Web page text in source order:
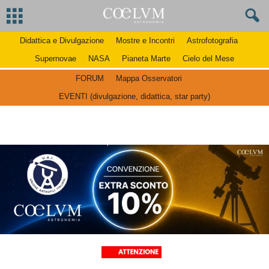
Didattica e Divulgazione Mostre e Incontri
Astrofotografia
Supernovae
NASA Pianeta Marte Cielo del Mese
FORUM
Mappa Osservatori
EVENTI (divulgazione, didattica, star party)